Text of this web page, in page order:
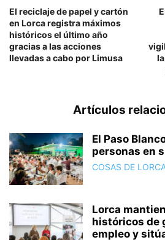
El reciclaje de papel y cartón
en Lorca registra máximos
históricos el último año
gracias a las acciones
llevadas a cabo por Limusa
Artículos
El Paso
personas en
COSAS DE
Lorca
históricos de
empleo y